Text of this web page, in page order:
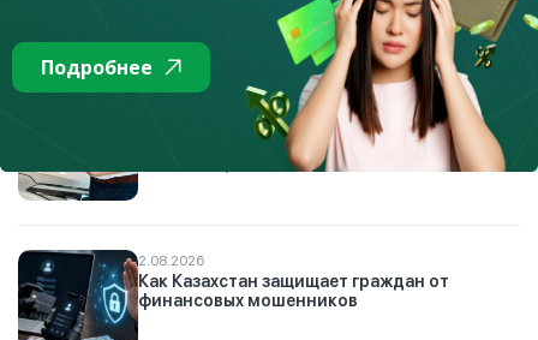
Топ недели
Автоподставы: как работают мошенники на
дорогах и почему страховка может стать
2.08.2026
Как Казахстан защищает граждан от
финансовых мошенников
Подробнее